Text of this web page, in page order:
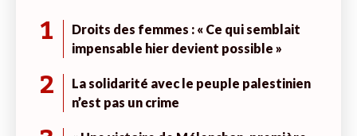
1
Droits des femmes : « Ce qui semblait
impensable hier devient possible »
2
La solidarité avec le peuple palestinien
n’est pas un crime